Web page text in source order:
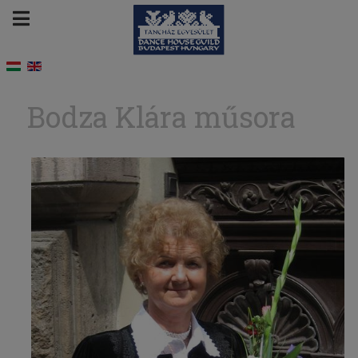
Bodza Klára műsora